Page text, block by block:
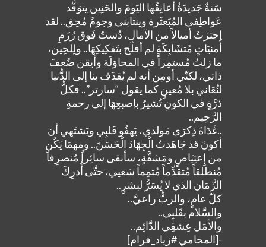
سَنةٌ جَديدَةٌ أعانِقُها اليَومَ والحَنِين يتوَقَّد
عَواطِفي المُبَعثَرة وينتابني وجومٌ مُحِق.. لقد
اجتزتُ أميالاً من الآمالِ، دُستُ فَوق رُزَمِ
أُمنيَاتٍ مُتشَابِكَةٍ لم أفلَح بتَفكِيكِهَا.. ولِلحِين،
ما زلتُ مُستمِراً في المحاوَلَة وأيقن ضُعفَ
ذاتي، لكنّي أومِن أنه لم يُقذَف بنا إلى الدُّنيا
لنُعَاني بلا مُعينٍ كما يقول “سارتر”.. فكلُّ
ذرَّةٍ في الكونِ تُشيرُ بإصبعِهَا إلى رحمةِ
الرَّحِيم..
..غَدَاةَ ذِكرَى مَولدي، يَهفُو قَلبِي ويَشتَهي أن
أكونَ قد جَاهَدتُ الْجِهَادَ الْحَسَنَ.. ومهمَا يَكُن
من إِعتِيَاصٍ ومَشقَّةٍ، سأبقى سائِراً مُنصرِفاً
مُنطلقاً مُتقدِّماً مُتمِماً سَعيي، حتَّى أُدرِكَ
الزَّمَان الذي لا يُسَرُّ لبشرٍ..
كلّ عامٍ، والربُّ راعيَّ..
والسَّلام بقَلبِي..
والأمَل عِشقِي الدَّائِم..
-[المحامي #زياد_فرام]